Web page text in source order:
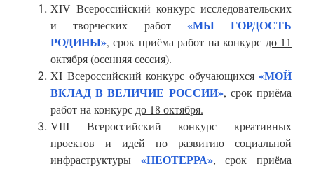
XIV Всероссийский конкурс исследовательских
и творческих работ «МЫ ГОРДОСТЬ
РОДИНЫ», срок приёма работ на конкурс до 11
октября (осенняя сессия).
XI Всероссийский конкурс обучающихся «МОЙ
ВКЛАД В ВЕЛИЧИЕ РОССИИ», срок приёма
работ на конкурс до 18 октября.
VIII Всероссийский конкурс креативных
проектов и идей по развитию социальной
инфраструктуры «НЕОТЕРРА», срок приёма